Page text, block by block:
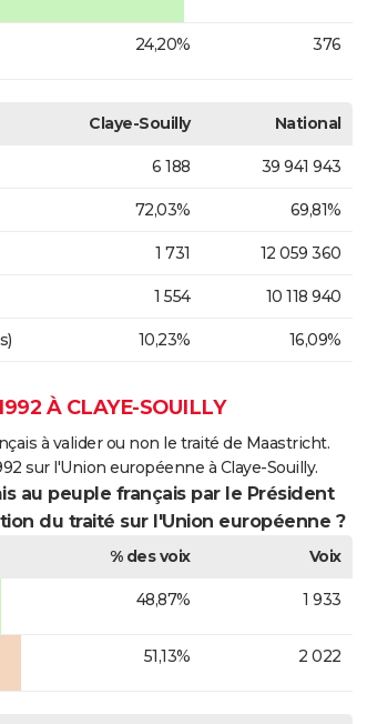
24,20% 376
Claye-Souilly National
6 188 39 941 943
72,03% 69,81%
1 731 12 059 360
1 554 10 118 940
10,23% 16,09%
À CLAYE-SOUILLY
à valider ou non le traité de Maastricht.
sur l'Union européenne à Claye-Souilly.
au peuple français par le Président
du traité sur l'Union européenne ?
% des voix
Voix
48,87% 1 933
51,13% 2 022